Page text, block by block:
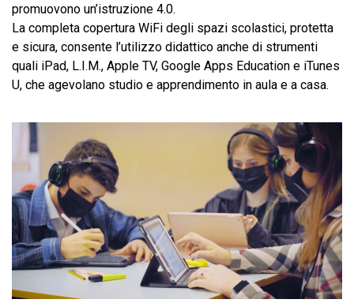
promuovono un’istruzione 4.0.
La completa copertura WiFi degli spazi scolastici, protetta
e sicura, consente l’utilizzo didattico anche di strumenti
quali iPad, L.I.M., Apple TV, Google Apps Education e iTunes
U, che agevolano studio e apprendimento in aula e a casa.